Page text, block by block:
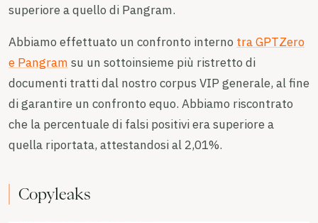
superiore a quello di Pangram.
Abbiamo effettuato un confronto interno tra GPTZero
e Pangram su un sottoinsieme più ristretto di
documenti tratti dal nostro corpus VIP generale, al fine
di garantire un confronto equo. Abbiamo riscontrato
che la percentuale di falsi positivi era superiore a
quella riportata, attestandosi al 2,01%.
Copyleaks